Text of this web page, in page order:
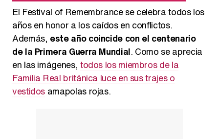
El Festival of Remembrance se celebra todos los
años en honor a los caídos en conflictos.
Además, este año coincide con el centenario
de la Primera Guerra Mundial. Como se aprecia
en las imágenes, todos los miembros de la
Familia Real británica luce en sus trajes o
vestidos amapolas rojas.